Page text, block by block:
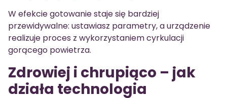
W efekcie gotowanie staje się bardziej
przewidywalne: ustawiasz parametry, a urządzenie
realizuje proces z wykorzystaniem cyrkulacji
gorącego powietrza.
Zdrowiej i chrupiąco – jak
działa technologia